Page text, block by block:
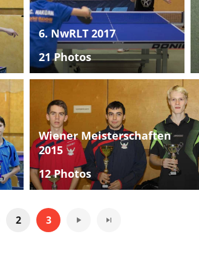
6. NwRLT 2017
21 Photos
Wiener Meisterschaften
2015
12 Photos
2 3